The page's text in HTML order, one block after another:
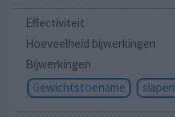
Effectiviteit
Hoeveelheid bijwerkingen
Bijwerkingen
Gewichtstoename